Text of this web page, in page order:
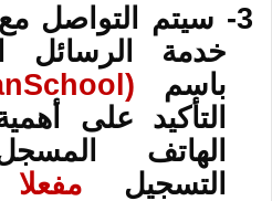
3- سيتم التواصل
خدمة الرسائل
باسم (
التأكيد على
الهاتف
التسجيل